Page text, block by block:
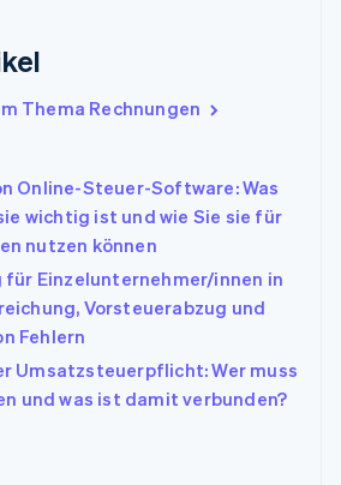
Thema Rechnungen
Online-Steuer-Software: Was
wichtig ist und wie Sie sie für
nutzen können
für Einzelunternehmer/innen in
Vorsteuerabzug und
Fehlern
Umsatzsteuerpflicht: Wer muss
und was ist damit verbunden?